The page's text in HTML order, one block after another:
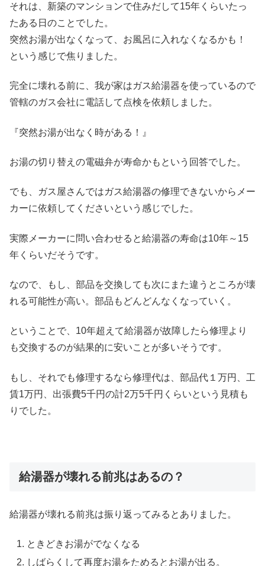
それは、新築のマンションで住みだして15年くらいたっ
たある日のことでした。
突然お湯が出なくなって、お風呂に入れなくなるかも！
という感じで焦りました。
完全に壊れる前に、我が家はガス給湯器を使っているので
管轄のガス会社に電話して点検を依頼しました。
『突然お湯が出なく時がある！』
お湯の切り替えの電磁弁が寿命かもという回答でした。
でも、ガス屋さんではガス給湯器の修理できないからメー
カーに依頼してくださいという感じでした。
実際メーカーに問い合わせると給湯器の寿命は10年～15
年くらいだそうです。
なので、もし、部品を交換しても次にまた違うところが壊
れる可能性が高い。部品もどんどんなくなっていく。
ということで、10年超えて給湯器が故障したら修理より
も交換するのが結果的に安いことが多いそうです。
もし、それでも修理するなら修理代は、部品代１万円、工
賃1万円、出張費5千円の計2万5千円くらいという見積も
りでした。
給湯器が壊れる前兆はあるの？
給湯器が壊れる前兆は振り返ってみるとありました。
ときどきお湯がでなくなる
しばらくして再度お湯をためるとお湯が出る。